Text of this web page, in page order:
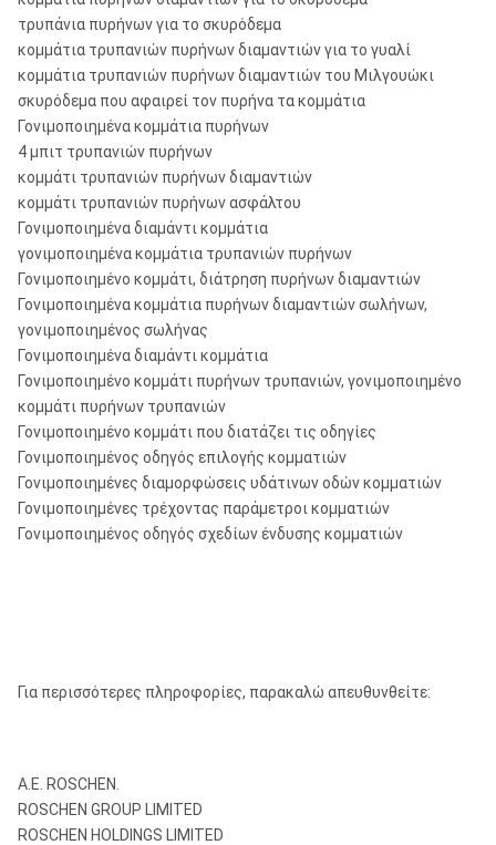
τρυπάνια πυρήνων για το σκυρόδεμα
κομμάτια τρυπανιών πυρήνων διαμαντιών για το γυαλί
κομμάτια τρυπανιών πυρήνων διαμαντιών του Μιλγουώκι
σκυρόδεμα που αφαιρεί τον πυρήνα τα κομμάτια
Γονιμοποιημένα κομμάτια πυρήνων
4 μπιτ τρυπανιών πυρήνων
κομμάτι τρυπανιών πυρήνων διαμαντιών
κομμάτι τρυπανιών πυρήνων ασφάλτου
Γονιμοποιημένα διαμάντι κομμάτια
γονιμοποιημένα κομμάτια τρυπανιών πυρήνων
Γονιμοποιημένο κομμάτι, διάτρηση πυρήνων διαμαντιών
Γονιμοποιημένα κομμάτια πυρήνων διαμαντιών σωλήνων,
γονιμοποιημένος σωλήνας
Γονιμοποιημένα διαμάντι κομμάτια
Γονιμοποιημένο κομμάτι πυρήνων τρυπανιών, γονιμοποιημένο
κομμάτι πυρήνων τρυπανιών
Γονιμοποιημένο κομμάτι που διατάζει τις οδηγίες
Γονιμοποιημένος οδηγός επιλογής κομματιών
Γονιμοποιημένες διαμορφώσεις υδάτινων οδών κομματιών
Γονιμοποιημένες τρέχοντας παράμετροι κομματιών
Γονιμοποιημένος οδηγός σχεδίων ένδυσης κομματιών
Για περισσότερες πληροφορίες, παρακαλώ απευθυνθείτε:
Α.Ε. ROSCHEN.
ROSCHEN GROUP LIMITED
ROSCHEN HOLDINGS LIMITED